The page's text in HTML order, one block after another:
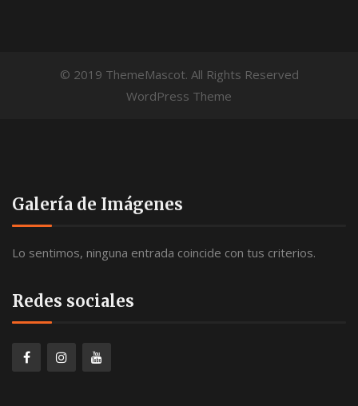
© 2019 ThemeMascot. All Rights Reserved
WordPress Theme
Galería de Imágenes
Lo sentimos, ninguna entrada coincide con tus criterios.
Redes sociales